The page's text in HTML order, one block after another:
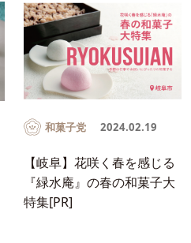
和菓子党 2024.02.19
【岐阜】花咲く春を感じる
『緑水庵』の春の和菓子大
特集[PR]